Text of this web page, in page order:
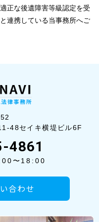
正な後遺障害等級認定を受
連携している当事務所へご
48セイ キ横堤ビル6F
4861
〜18:00
合わせ